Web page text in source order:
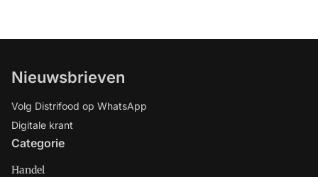
Nieuwsbrieven
Volg Distrifood op WhatsApp
Digitale krant
Categorie
Handel